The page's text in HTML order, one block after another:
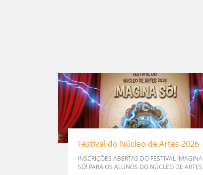
Festival do Núcleo de Artes 2026
INSCRIÇÕES ABERTAS DO FESTIVAL IMAGINA
SÓ! PARA OS ALUNOS DO NÚCLEO DE ARTES